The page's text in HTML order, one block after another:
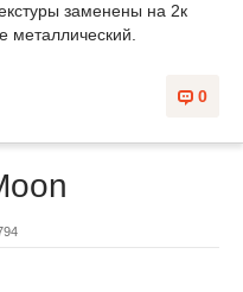
заменены на 2к
металлический.
0